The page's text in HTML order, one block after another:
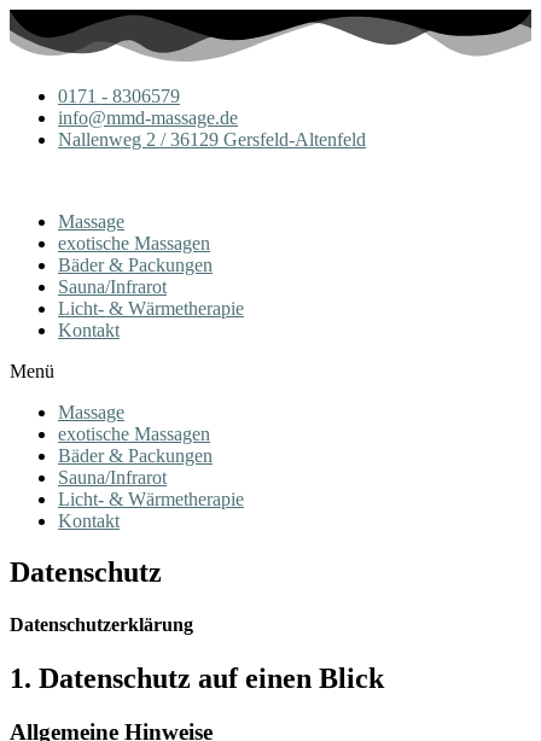
0171 - 8306579
info@mmd-massage.de
Nallenweg 2 / 36129 Gersfeld-Altenfeld
Massage
exotische Massagen
Bäder & Packungen
Sauna/Infrarot
Licht- & Wärmetherapie
Kontakt
Menü
Massage
exotische Massagen
Bäder & Packungen
Sauna/Infrarot
Licht- & Wärmetherapie
Kontakt
Datenschutz
Datenschutz­erklärung
1. Datenschutz auf einen Blick
Allgemeine Hinweise